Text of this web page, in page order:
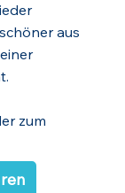
aus
zum